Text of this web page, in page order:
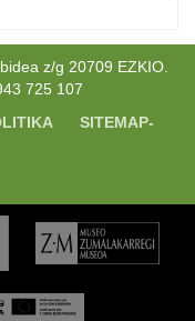
z/g 20709 EZKIO.
725 107
SITEMAP-